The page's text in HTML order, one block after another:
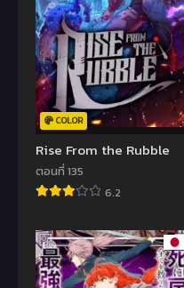
COLOR
Rise From the Rubble
ตอนที่ 135
6.2